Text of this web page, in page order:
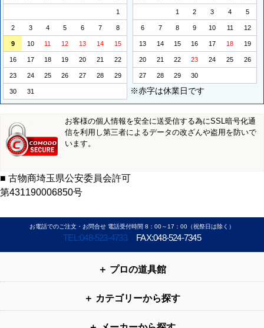
1
2 3 4 5 6 7 8
9 10 11 12 13 14 15
16 17 18 19 20 21 22
23 24 25 26 27 28 29
30 31
1 2 3 4 5
6 7 8 9 10 11 12
13 14 15 16 17 18 19
20 21 22 23 24 25 26
27 28 29 30
※赤字は休業日です
お客様の個人情報を安全に送受信する為にSSL暗号化通
信を利用し第三者によるデータの改ざんや盗用を防いで
います。
■ 古物商埼玉県公安委員会許可
第431190006850号
お電話でのご注文・お問合せ 電話受付時間 8：00～17：00（祝祭日は除く）
TEL:048-523-4733 FAX:048-524-7345
プロの道具館
カテゴリーから探す